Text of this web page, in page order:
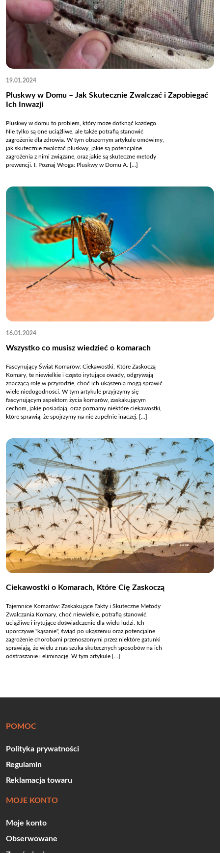
19.01.2024
Pluskwy w Domu – Jak Skutecznie Zwalczać i Zapobiegać
Ich Inwazji
Pluskwy w domu to problem, który może dotknąć każdego.
Nie tylko są one uciążliwe, ale także potrafią stanowić
zagrożenie dla zdrowia. W tym obszernym artykule omówimy,
jak skutecznie zwalczać pluskwy, jakie są potencjalne
zagrożenia z nimi związane, oraz jakie są skuteczne metody
prewencji. I. Poznaj Wroga: Pluskwy w Domu A. [...]
16.01.2024
Wszystko co musisz wiedzieć o komarach
Fascynujący Świat Komarów: Ciekawostki, Które Zaskoczą
Komary, te niewielkie i często irytujące owady, odgrywają
znaczącą rolę w przyrodzie, choć ich ukąszenia mogą sprawić
wiele niedogodności. W tym artykule przyjrzymy się
fascynującym aspektom życia komarów, zaskakującym
cechom, jakie posiadają, oraz poznamy niektóre ciekawostki,
które sprawią, że spojrzymy na nie zupełnie inaczej. [...]
Ciekawostki o Komarach, Które Cię Zaskoczą
Tajemnice Komarów: Zaskakujące Fakty i Skuteczne Metody
Zwalczania Komary, choć niewielkie, potrafią stanowić
uciążliwe i irytujące doświadczenie dla wielu ludzi. Ich
uporczywe "kąsanie", świąd po ukąszeniu oraz potencjalne
zagrożenie chorobami przenoszonymi przez niektóre gatunki
sprawiają, że wielu z nas szuka skutecznych sposobów na ich
odstraszanie i eliminację. W tym artykule [...]
POMOC
Polityka prywatności
Regulamin
Reklamacja towaru
MOJE KONTO
Moje konto
Obserwowane